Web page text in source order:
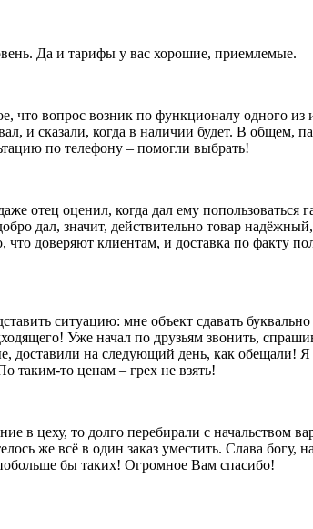
Да и тарифы у вас хорошие, приемлемые.
что вопрос возник по функционалу одного из
и сказали, когда в наличии будет. В общем,
по телефону – помогли выбрать!
отец оценил, когда дал ему
дал, значит, действительно товар
что доверяют клиентам, и доставка по факту
ситуацию: мне объект сдавать
Уже начал по друзьям звонить,
доставили на следующий день, как обещали! Я
таким-то ценам – грех не взять!
в цеху, то долго перебирали с начальством
же всё в один заказ уместить. Слава богу,
бы таких! Огромное Вам спасибо!